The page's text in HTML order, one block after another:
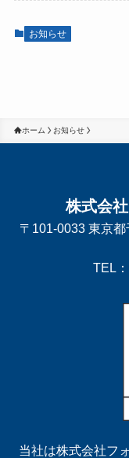
お知らせ
ホーム お知らせ
株式会
〒101-0033 東京
TEL
当社は株式会社フ